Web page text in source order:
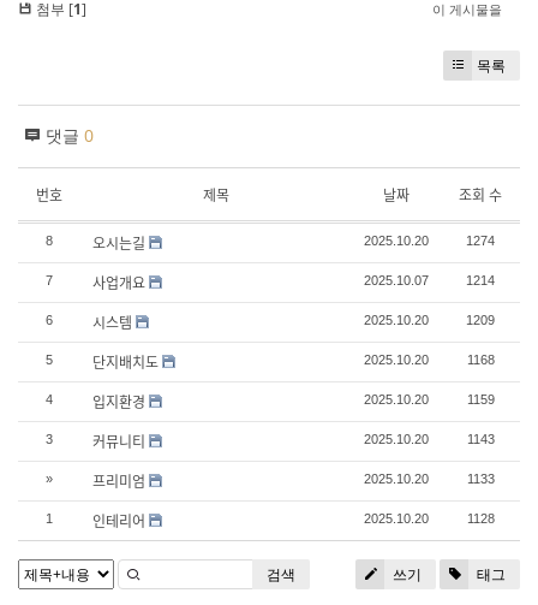
첨부 [1] 이 게시물을
목록
댓글 0
번호 제목 날짜 조회 수
8 오시는길 2025.10.20 1274
7 사업개요 2025.10.07 1214
6 시스템 2025.10.20 1209
5 단지배치도 2025.10.20 1168
4 입지환경 2025.10.20 1159
3 커뮤니티 2025.10.20 1143
» 프리미엄 2025.10.20 1133
1 인테리어 2025.10.20 1128
쓰기 태그
검색